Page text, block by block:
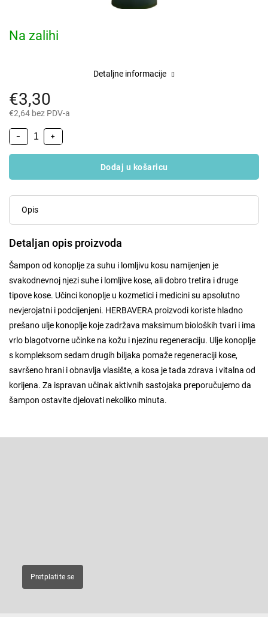
€3,30
€2,64 bez PDV-a
Na zalihi
+
−
Dodaj u košaricu
Detaljne informacije
Opis
Detaljan opis proizvoda
Šampon od konoplje za suhu i lomljivu kosu namijenjen je
svakodnevnoj njezi suhe i lomljive kose, ali dobro tretira i druge
tipove kose. Učinci konoplje u kozmetici i medicini su apsolutno
nevjerojatni i podcijenjeni. HERBAVERA proizvodi koriste hladno
prešano ulje konoplje koje zadržava maksimum bioloških tvari i ima
vrlo blagotvorne učinke na kožu i njezinu regeneraciju. Ulje konoplje
s kompleksomsedam drugih biljaka pomaže regeneraciji kose,
savršeno hrani i obnavlja vlasište, a kosa je tada zdrava i vitalna od
korijena. Za ispravan učinak aktivnih sastojaka preporučujemo da
šampon ostavite djelovati nekoliko minuta.
Pretplatite se